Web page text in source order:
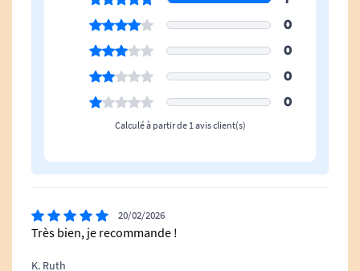
0
0
0
0
Calculé à partir de 1 avis client(s)
20/02/2026
Très bien, je recommande !
K. Ruth